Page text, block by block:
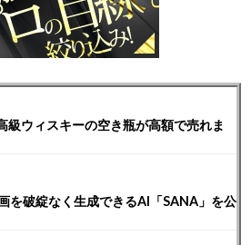
級ウィスキーの空き瓶が高額で売れま
を破綻なく生成できるAI「SANA」を公